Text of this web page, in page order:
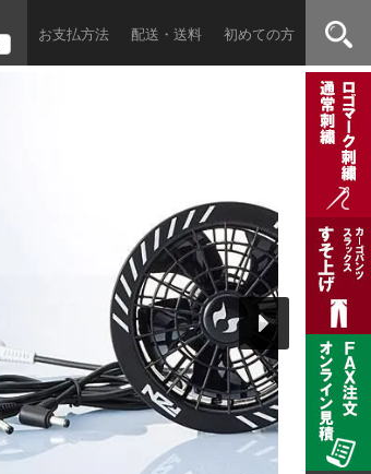
お支払方法 配送・送料 初めての方